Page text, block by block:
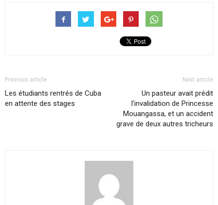
Previous article
Les étudiants rentrés de Cuba
en attente des stages
Next article
Un pasteur avait prédit
l’invalidation de Princesse
Mouangassa, et un accident
grave de deux autres tricheurs